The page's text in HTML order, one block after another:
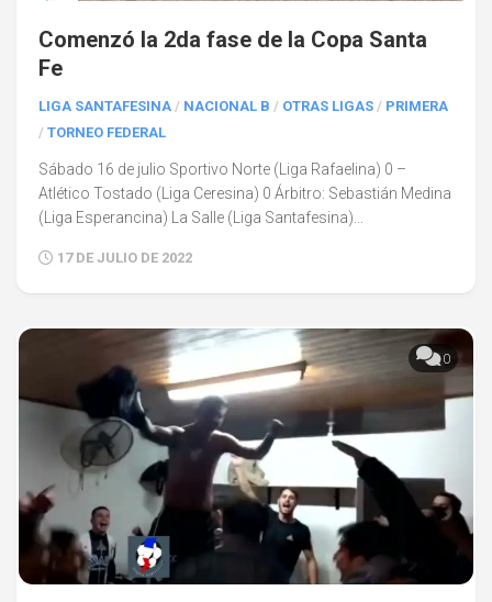
Comenzó la 2da fase de la Copa Santa
Fe
LIGA SANTAFESINA / NACIONAL B / OTRAS LIGAS / PRIMERA
/ TORNEO FEDERAL
Sábado 16 de julio Sportivo Norte (Liga Rafaelina) 0 –
Atlético Tostado (Liga Ceresina) 0 Árbitro: Sebastián Medina
(Liga Esperancina) La Salle (Liga Santafesina)...
17 DE JULIO DE 2022
0